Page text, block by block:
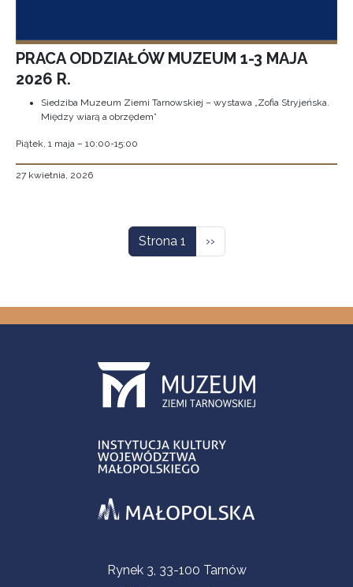
PRACA ODDZIAŁÓW MUZEUM 1-3 MAJA
2026 R.
Siedziba Muzeum Ziemi Tarnowskiej – wystawa „Zofia Stryjeńska.
Między wiarą a obrzędem”
Piątek, 1 maja – 10:00-15:00
27 kwietnia, 2026
Strona 1 Następna strona
››
Informacje kontaktoweRynek 3, 33-100 Tarnów